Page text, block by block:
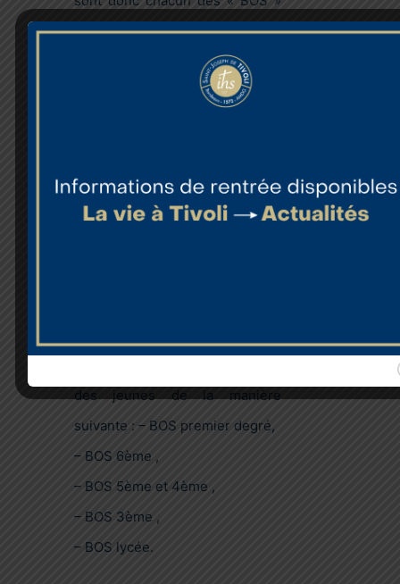
et non des surveillants).
Ils assurent un suivi éducatif,
une présence auprès des
contribuent à l’articulation des
différents services (pastorale,
des jeunes de la manière
suivante : – BOS premier degré,
– BOS 6ème ,
– BOS 5ème et 4ème ,
– BOS 3ème ,
– BOS lycée.